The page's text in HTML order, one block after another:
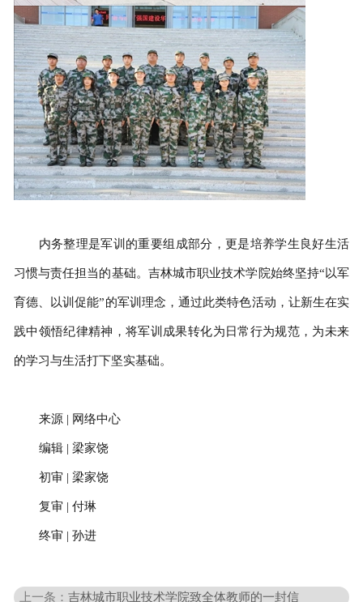
内务整理是军训的重要组成部分，更是培养学生良好生活
习惯与责任担当的基础。吉林城市职业技术学院始终坚持“以军
育德、以训促能”的军训理念，通过此类特色活动，让新生在实
践中领悟纪律精神，将军训成果转化为日常行为规范，为未来
的学习与生活打下坚实基础。
来源 | 网络中心
编辑 | 梁家饶
初审 | 梁家饶
复审 | 付琳
终审 | 孙进
上一条： 吉林城市职业技术学院致全体教师的一封信